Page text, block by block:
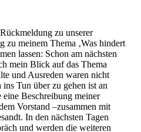
zu unserer
zu meinem Thema ‚Was hindert
lassen: Schon am nächsten
mein Blick auf das Thema
und Ausreden waren nicht
Tun über zu gehen ist an
eine Beschreibung meiner
Vorstand –zusammen mit
In den nächsten Tagen
und werden die weiteren